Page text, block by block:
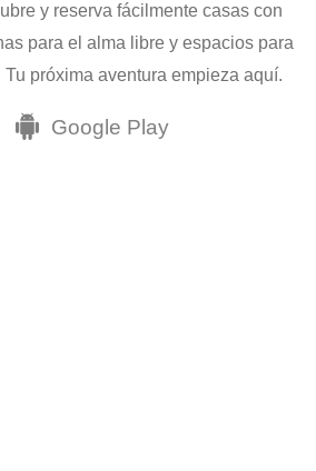
y reserva fácilmente casas con
para el alma libre y espacios para
próxima aventura empieza aquí.